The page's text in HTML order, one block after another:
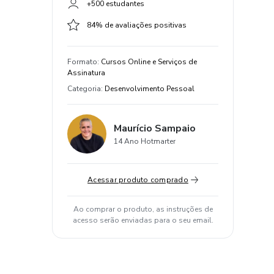
+500 estudantes
84% de avaliações positivas
Formato: Cursos Online e Serviços de
Assinatura
Categoria: Desenvolvimento Pessoal
Maurício Sampaio
14 Ano Hotmarter
Acessar produto comprado
Ao comprar o produto, as instruções de
acesso serão enviadas para o seu email.